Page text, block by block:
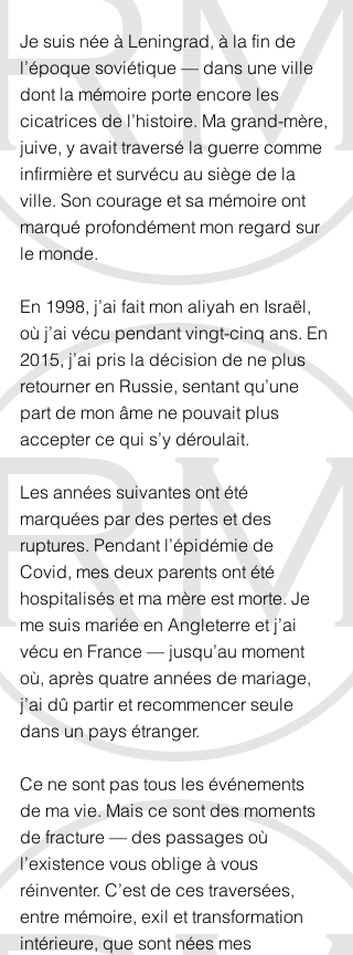
Je suis née à Leningrad, à la fin de
l’époque soviétique — dans une ville
dont la mémoire porte encore les
cicatrices de l’histoire. Ma grand-mère,
juive, y avait traversé la guerre comme
infirmière et survécu au siège de la
ville. Son courage et sa mémoire ont
marqué profondément mon regard sur
le monde.
En 1998, j’ai fait mon aliyah en Israël,
où j’ai vécu pendant vingt-cinq ans. En
2015, j’ai pris la décision de ne plus
retourner en Russie, sentant qu’une
part de mon âme ne pouvait plus
accepter ce qui s’y déroulait.
Les années suivantes ont été
marquées par des pertes et des
ruptures. Pendant l’épidémie de
Covid, mes deux parents ont été
hospitalisés et ma mère est morte. Je
me suis mariée en Angleterre et j’ai
vécu en France — jusqu’au moment
où, après quatre années de mariage,
j’ai dû partir et recommencer seule
dans un pays étranger.
Ce ne sont pas tous les événements
de ma vie. Mais ce sont des moments
de fracture — des passages où
l’existence vous oblige à vous
réinventer. C’est de ces traversées,
entre mémoire, exil et transformation
intérieure, que sont nées mes